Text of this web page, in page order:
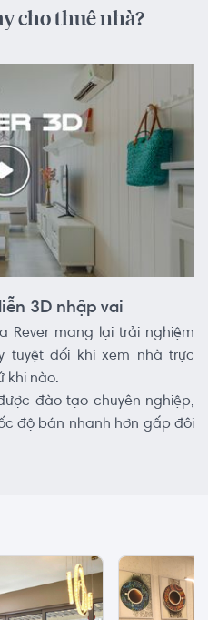
cho thuê nhà?
3D nhập vai
Rever mang lại trải nghiệm
tuyệt đối khi xem nhà trực
khi nào.
đào tạo chuyên nghiệp,
độ bán nhanh hơn gấp đôi